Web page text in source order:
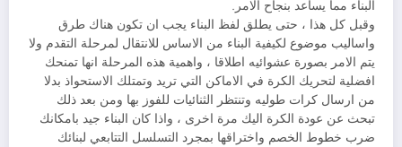
البناء مما يساعد بنجاح الامر.
وقبل كل هذا ، حتى يطلق لفظ البناء يجب ان تكون هناك طرق
واساليب موضوع لكيفية البناء من الاساس للانتقال لمرحلة التقدم ولا
يتم الامر بصورة عشوائيه اطلاقا ، واهمية هذه المرحلة انها تمنحك
افضلية لتحريك الكرة في الاماكن التي تريد وتمتلك الاستحواذ بدلا
من ارسال كرات طوليه وتنتظر الثنائيات للفوز بها ومن بعد ذلك
تبحث عن عودة الكرة اليك مرة اخرى ، واذا كان البناء جيد بامكانك
ضرب خطوط الخصم واختراقها بمجرد التسلسل التتابعي لبنائك